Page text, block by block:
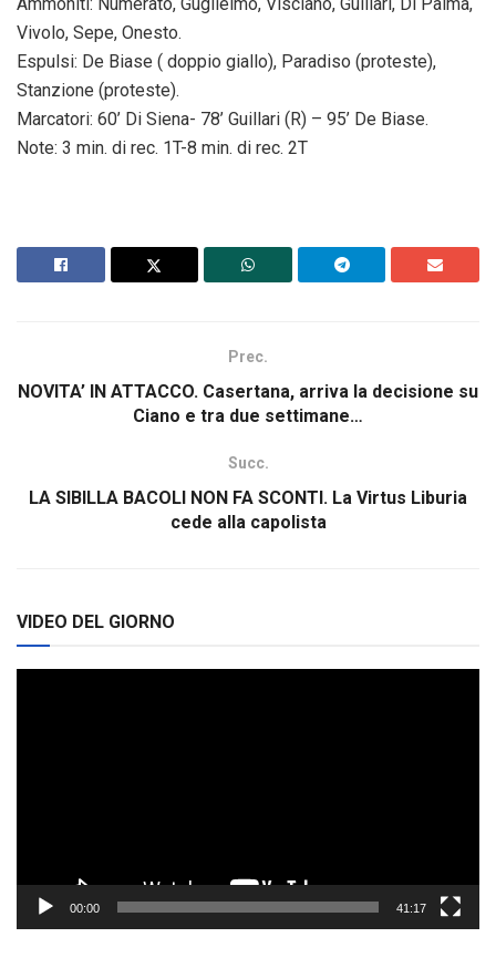
Vivolo, Sepe, Onesto.
Espulsi: De Biase ( doppio giallo), Paradiso (proteste),
Stanzione (proteste).
Marcatori: 60’ Di Siena- 78’ Guillari (R) – 95’ De Biase.
Note: 3 min. di rec. 1T-8 min. di rec. 2T
Prec.
NOVITA’ IN ATTACCO. Casertana, arriva la decisione su
Ciano e tra due settimane…
Succ.
LA SIBILLA BACOLI NON FA SCONTI. La Virtus Liburia
cede alla capolista
VIDEO DEL GIORNO
00:00 41:17